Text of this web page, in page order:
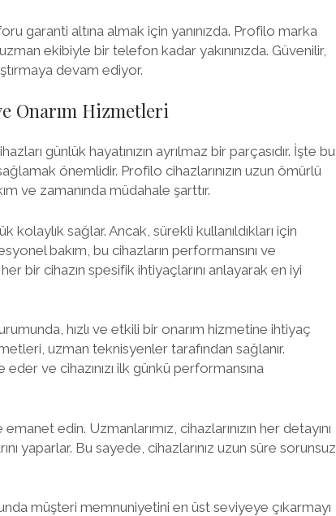
garanti altına almak için yanınızda. Profilo marka
ekibiyle bir telefon kadar yakınınızda. Güvenilir,
devam ediyor.
Onarım Hizmetleri
günlük hayatınızın ayrılmaz bir parçasıdır. İşte bu
önemlidir. Profilo cihazlarınızın uzun ömürlü
ve zamanında müdahale şarttır.
sağlar. Ancak, sürekli kullanıldıkları için
bakım, bu cihazların performansını ve
bir cihazın spesifik ihtiyaçlarını anlayarak en iyi
hızlı ve etkili bir onarım hizmetine ihtiyaç
uzman teknisyenler tarafından sağlanır.
ve cihazınızı ilk günkü performansına
edin. Uzmanlarımız, cihazlarınızın her detayını
yaparlar. Bu sayede, cihazlarınız uzun süre sorunsuz
müşteri memnuniyetini en üst seviyeye çıkarmayı